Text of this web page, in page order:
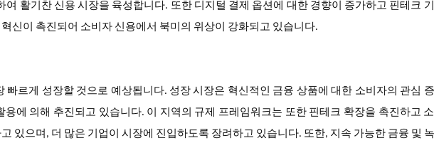
여 활기찬 신용 시장을 육성합니다. 또한 디지털 결제 옵션에 대한 경향이 증가하고 핀테크
신이 촉진되어 소비자 신용에서 북미의 위상이 강화되고 있습니다.
빠르게 성장할 것으로 예상됩니다. 성장 시장은 혁신적인 금융 상품에 대한 소비자의 관심 증
용에 의해 추진되고 있습니다. 이 지역의 규제 프레임워크는 또한 핀테크 확장을 촉진하고
있으며, 더 많은 기업이 시장에 진입하도록 장려하고 있습니다. 또한, 지속 가능한 금융 및 녹